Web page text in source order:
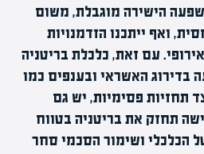
הישירה מוגבלת, משום
ואף ייתכנו הזדמנויות
עם זאת, כלכלת בריטניה
בדירוג האשראי ובענפים כמו
תחזיות פסימיות, יש גם
תחזק את בריטניה בטווח
הכלכלי ושימור הסכמי סחר